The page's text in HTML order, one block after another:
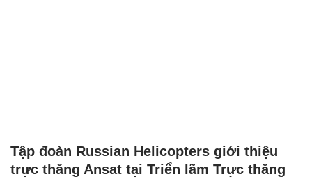
Tập đoàn Russian Helicopters giới thiệu
trực thăng Ansat tại Triển lãm Trực thăng